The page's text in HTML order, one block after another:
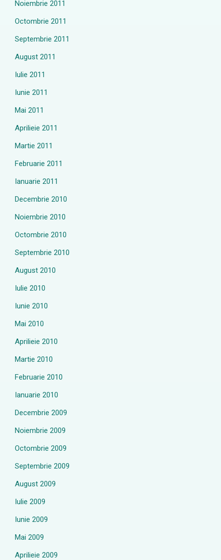
Noiembrie 2011
Octombrie 2011
Septembrie 2011
August 2011
Iulie 2011
Iunie 2011
Mai 2011
Aprilieie 2011
Martie 2011
Februarie 2011
Ianuarie 2011
Decembrie 2010
Noiembrie 2010
Octombrie 2010
Septembrie 2010
August 2010
Iulie 2010
Iunie 2010
Mai 2010
Aprilieie 2010
Martie 2010
Februarie 2010
Ianuarie 2010
Decembrie 2009
Noiembrie 2009
Octombrie 2009
Septembrie 2009
August 2009
Iulie 2009
Iunie 2009
Mai 2009
Aprilieie 2009